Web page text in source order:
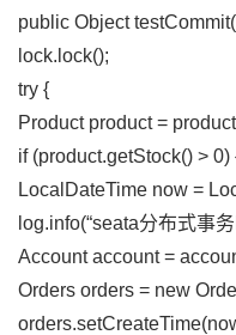
public Object
lock.lock();
try {
Product product =
if (product.getStock() > 0)
LocalDateTime now =
log.info(“seata分布式事
Account account =
Orders orders = new